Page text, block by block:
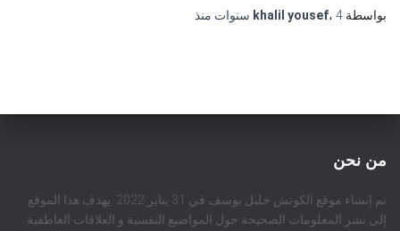
بواسطة
khalil yousef، 4 سنوات منذ
من نحن
تم إنشاء موقع الكوتش خليل يوسف في 31 يناير 2022. يهدف هذا الموقع
إلى نشر المعلومات الصحيحة حول المواضيع النفسية و العلاقات العاطفية